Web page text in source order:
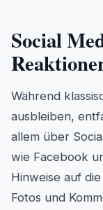
Social
Während
ausbleiben,
allem über
wie Facebook
Hinweise auf
Fotos und